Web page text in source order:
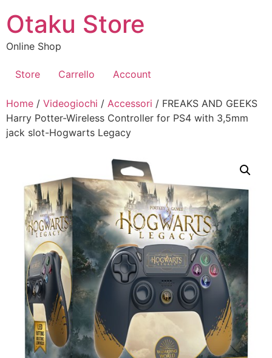
contenuto
Otaku Store
Online Shop
Store Carrello Account
Home / Videogiochi / Accessori / FREAKS AND GEEKS
Harry Potter-Wireless Controller for PS4 with 3,5mm
jack slot-Hogwarts Legacy